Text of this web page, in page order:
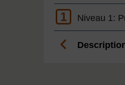
1 Niveau 1: